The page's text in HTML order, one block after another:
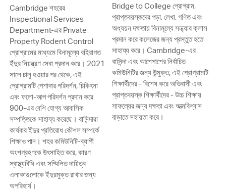
Cambridge শহরের
Inspectional Services
Department-এর Private
Property Rodent Control
প্রোগ্রামের মাধ্যমে বিনামূল্যে বহিরাগত
ইঁদুর নিয়ন্ত্রণ সেবা প্রদান করে। 2021
সালে চালু হওয়ার পর থেকে, এই
প্রোগ্রামটি পেশাদার পরিদর্শন, চিকিৎসা
এবং ফলো-আপ পরিদর্শন প্রদান করে
900-এর বেশি যোগ্য আবাসিক
সম্পত্তিকে সাহায্য করেছে। বাসিন্দারা
কার্যকর ইঁদুর প্রতিরোধ কৌশল সম্পর্কে
শিক্ষাও পান। শহর কমিউনিটি-ব্যাপী
অংশগ্রহণকে উৎসাহিত করে, কারণ
স্বাস্থ্যবিধি এবং সম্মিলিত দায়িত্ব
এলাকাগুলোকে ইঁদুরমুক্ত রাখার জন্য
অপরিহার্য।
Bridge to College প্রোগ্রাম,
প্রাপ্তবয়স্কদের পড়া, লেখা, গণিত এবং
অধ্যয়ন দক্ষতায় বিনামূল্যে সন্ধ্যার ক্লাস
প্রদান করে কলেজের জন্য প্রস্তুত হতে
সাহায্য করে। Cambridge-এর
বাসিন্দা এবং আশেপাশের নির্বাচিত
কমিউনিটির জন্য উন্মুক্ত, এই প্রোগ্রামটি
শিক্ষার্থীদের - বিশেষ করে অভিবাসী এবং
প্রাপ্তবয়স্ক শিক্ষার্থীদের - উচ্চ শিক্ষায়
সাফল্যের জন্য দক্ষতা এবং আত্মবিশ্বাস
বাড়াতে সহায়তা করে।